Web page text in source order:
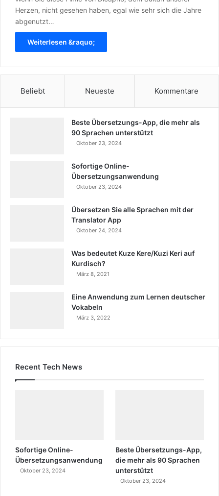
Herzen, nicht gesehen haben, egal wie sehr sich die Jahre
abgenutzt…
Weiterlesen &raquo;
Beliebt Neueste Kommentare
Beste Übersetzungs-App, die mehr als
90 Sprachen unterstützt
Oktober 23, 2024
Sofortige Online-
Übersetzungsanwendung
Oktober 23, 2024
Übersetzen Sie alle Sprachen mit der
Translator App
Oktober 24, 2024
Was bedeutet Kuze Kere/Kuzi Keri auf
Kurdisch?
März 8, 2021
Eine Anwendung zum Lernen deutscher
Vokabeln
März 3, 2022
Recent Tech News
Sofortige Online-
Übersetzungsanwendung
Oktober 23, 2024
Beste Übersetzungs-App,
die mehr als 90 Sprachen
unterstützt
Oktober 23, 2024